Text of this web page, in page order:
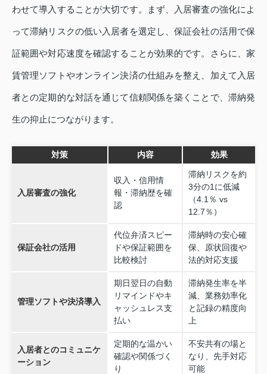
わせて導入することが大切です。まず、入居審査の強化によ
って滞納リスクの低い入居者を選定し、保証会社の活用で保
証範囲や対応速度を確認することが効果的です。さらに、家
賃管理ソフトやオンライン決済の仕組みを整え、加えて入居
者との定期的な対話を通じて信頼関係を築くことで、滞納発
生の抑止につながります。
対策 内容 効果
入居審査の強化
収入・信用情
報・滞納歴を確
認
滞納リスクを約
3分の1に低減
（4.1％ vs
12.7％）
保証会社の活用
代位弁済スピー
ドや保証範囲を
比較検討
滞納時の安心確
保、原状回復や
法的対応支援
管理ソフトや決済導入
期日翌日の自動
リマインドやキ
ャッシュレス支
払い
滞納発生率を半
減、業務効率化
と記録の精度向
上
入居者とのコミュニケ
ーション
定期的な温かい
確認や関係づく
り
不安共有の場と
なり、先手対応
可能